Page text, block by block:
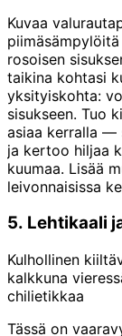
Kuvaa
piimäsämpylöitä
rosoisen
taikina kohtasi
yksityiskohta:
sisukseen. Tuo
asiaa kerralla —
ja kertoo hiljaa
kuumaa. Lisää
leivonnaisissa
5. Lehtikaali
Kulhollinen
kalkkuna
chilietikkaa
Tässä on